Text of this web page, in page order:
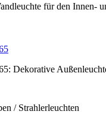
für den Innen-
Dekorative
/ Strahlerleuchten